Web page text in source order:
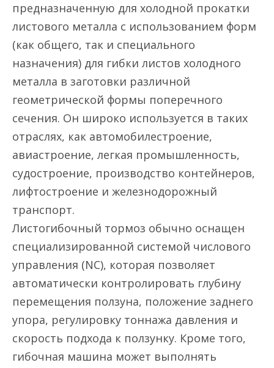
предназначенную для холодной прокатки
листового металла с использованием форм
(как общего, так и специального
назначения) для гибки листов холодного
металла в заготовки различной
геометрической формы поперечного
сечения. Он широко используется в таких
отраслях, как автомобилестроение,
авиастроение, легкая промышленность,
судостроение, производство контейнеров,
лифтостроение и железнодорожный
транспорт.
Листогибочный тормоз обычно оснащен
специализированной системой числового
управления (NC), которая позволяет
автоматически контролировать глубину
перемещения ползуна, положение заднего
упора, регулировку тоннажа давления и
скорость подхода к ползунку. Кроме того,
гибочная машина может выполнять